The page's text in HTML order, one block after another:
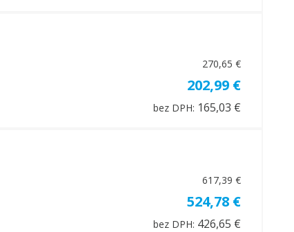
270,65 €
202,99 €
bez DPH: 165,03 €
617,39 €
524,78 €
bez DPH: 426,65 €